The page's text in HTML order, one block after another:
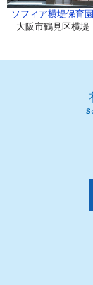
ソフィア横堤保育園
大阪市鶴見区横堤